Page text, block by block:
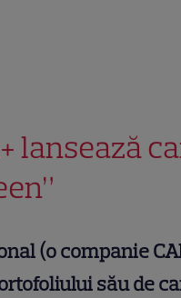
lansează
(o companie
său de